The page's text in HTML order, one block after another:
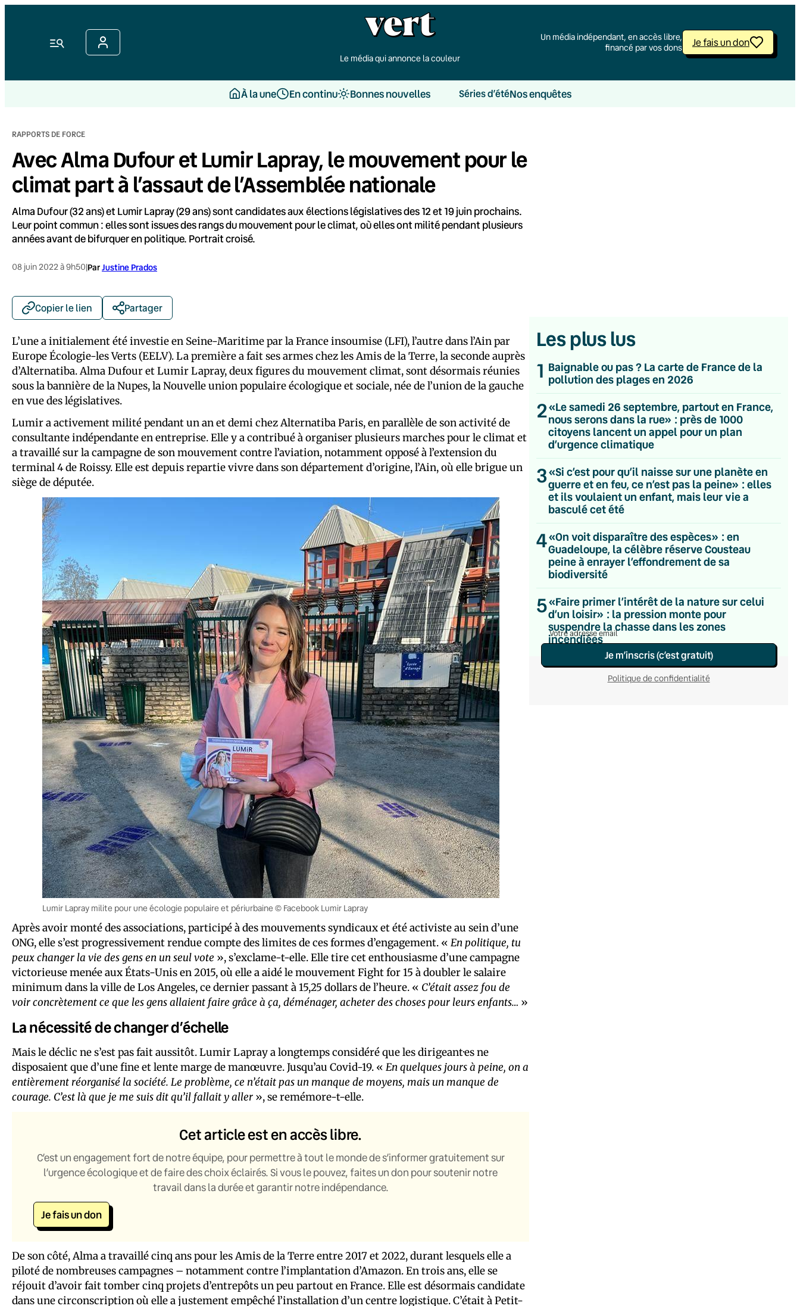
Menu
Le média qui annonce la couleur
Un média indépendant, en accès libre,
financé par vos dons
Je fais un don
À la une En continu Bonnes nouvelles Séries d’étéNos enquêtes
RAPPORTS DE FORCE
Avec Alma Dufour et Lumir Lapray, le mouvement pour le
climat part à l’assaut de l’Assemblée nationale
Alma Dufour (32 ans) et Lumir Lapray (29 ans) sont candidates aux élections législatives des 12 et 19 juin prochains.
Leur point commun : elles sont issues des rangs du mouvement pour le climat, où elles ont milité pendant plusieurs
années avant de bifurquer en politique. Portrait croisé.
08 juin 2022 à 9h50|ParJustine Prados
Copier le lien Partager
L’une a initialement été investie en Seine-Maritime par la France insoumise (LFI), l’autre dans l’Ain par
Europe Écologie-les Verts (EELV). La première a fait ses armes chez les Amis de la Terre, la seconde auprès
d’Alternatiba. Alma Dufour et Lumir Lapray, deux figures du mouvement climat, sont désormais réunies
sous la bannière de la Nupes, la Nouvelle union populaire écologique et sociale, née de l’union de la gauche
en vue des législatives.
Lumir a activement milité pendant un an et demi chez Alternatiba Paris, en parallèle de son activité de
consultante indépendante en entreprise. Elle y a contribué à organiser plusieurs marches pour le climat et
a travaillé sur la campagne de son mouvement contre l’aviation, notamment opposé à l’extension du
terminal 4 de Roissy. Elle est depuis repartie vivre dans son département d’origine, l’Ain, où elle brigue un
siège de députée.
Lumir Lapray milite pour une écologie populaire et périurbaine © Facebook Lumir Lapray
Après avoir monté des associations, participé à des mouvements syndicaux et été activiste au sein d’une
ONG, elle s’est progressivement rendue compte des limites de ces formes d’engagement. « En politique, tu
peux changer la vie des gens en un seul vote », s’exclame-t-elle. Elle tire cet enthousiasme d’une campagne
victorieuse menée aux États-Unis en 2015, où elle a aidé le mouvement Fight for 15 à doubler le salaire
minimum dans la ville de Los Angeles, ce dernier passant à 15,25 dollars de l’heure. « C’était assez fou de
voir concrètement ce que les gens allaient faire grâce à ça, déménager, acheter des choses pour leurs enfants… »
La nécessité de changer d’échelle
Mais le déclic ne s’est pas fait aussitôt. Lumir Lapray a longtemps considéré que les dirigeant·es ne
disposaient que d’une fine et lente marge de manœuvre. Jusqu’au Covid-19. « En quelques jours à peine, on a
entièrement réorganisé la société. Le problème, ce n’était pas un manque de moyens, mais un manque de
courage. C’est là que je me suis dit qu’il fallait y aller », se remémore-t-elle.
Cet article est en accès libre.
C’est un engagement fort de notre équipe, pour permettre à tout le monde de s’informer gratuitement sur
l’urgence écologique et de faire des choix éclairés. Si vous le pouvez, faites un don pour soutenir notre
travail dans la durée et garantir notre indépendance.
Je fais un don
De son côté, Alma a travaillé cinq ans pour les Amis de la Terre entre 2017 et 2022, durant lesquels elle a
piloté de nombreuses campagnes – notamment contre l’implantation d’Amazon. En trois ans, elle se
réjouit d’avoir fait tomber cinq projets d’entrepôts un peu partout en France. Elle est désormais candidate
dans une circonscription où elle a justement empêché l’installation d’un centre logistique. C’était à Petit-
Les plus lus
1 Baignable ou pas ? La carte de France de la
pollution des plages en 2026
2«Le samedi 26 septembre, partout en France,
nous serons dans la rue» : près de 1000
citoyens lancent un appel pour un plan
d’urgence climatique
3«Si c’est pour qu’il naisse sur une planète en
guerre et en feu, ce n’est pas la peine» : elles
et ils voulaient un enfant, mais leur vie a
basculé cet été
4«On voit disparaître des espèces» : en
Guadeloupe, la célèbre réserve Cousteau
peine à enrayer l’effondrement de sa
biodiversité
5«Faire primer l’intérêt de la nature sur celui
d’un loisir» : la pression monte pour
suspendre la chasse dans les zones
incendiées
💌 Inscrivez-vous à nos newsletters
Quotidienne
Du lundi au vendredi
Hebdomadaire
Le samedi
Chaleurs Actuelles
Une fois par mois
C’était Mieux Après
Occasionnelle
Je m’inscris (c’est gratuit)
Politique de confidentialité